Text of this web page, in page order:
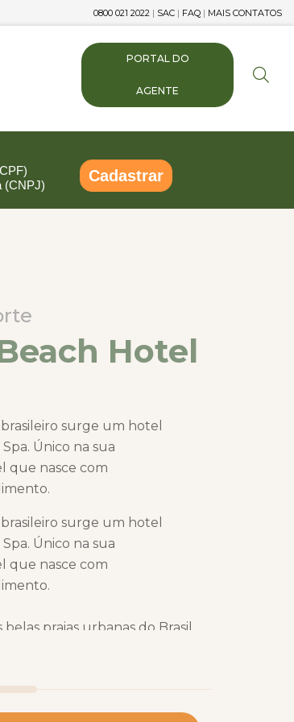
0800 021 2022 | SAC | FAQ | MAIS CONTATOS
PORTAL DO
AGENTE
(CNPJ)
Cadastrar
Hotel
surge um hotel
Único na sua
que nasce com
surge um hotel
Único na sua
que nasce com
praias urbanas do Brasil,
à experiência do Bem-Estar,
dos melhores
conhecer a gastronomia, a